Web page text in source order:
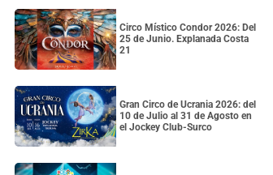
Circo Místico Condor 2026: Del
25 de Junio. Explanada Costa
21
Gran Circo de Ucrania 2026: del
10 de Julio al 31 de Agosto en
el Jockey Club-Surco